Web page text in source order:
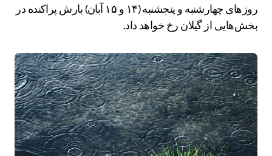
روزهای چهارشنبه و پنجشنبه (۱۴ و ۱۵ آبان) بارش پراکنده در
بخش‌هایی از گیلان رخ خواهد داد.